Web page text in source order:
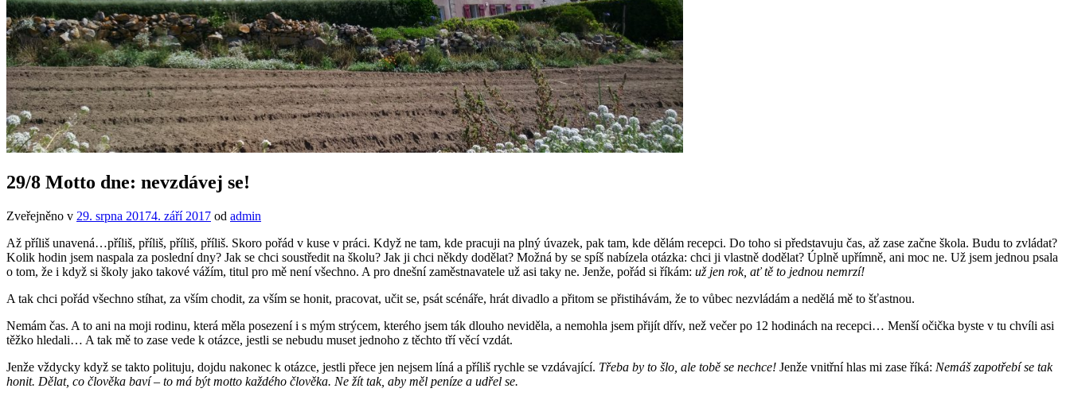
29/8 Motto dne: nevzdávej se!
Zveřejněno v 29. srpna 20174. září 2017 od admin
Až příliš unavená…příliš, příliš, příliš, příliš. Skoro pořád v kuse v práci. Když ne tam, kde pracuji na plný úvazek, pak tam, kde dělám recepci. Do toho si představuju čas, až zase začne škola. Budu to zvládat?
Kolik hodin jsem naspala za poslední dny? Jak se chci soustředit na školu? Jak ji chci někdy dodělat? Možná by se spíš nabízela otázka: chci ji vlastně dodělat? Úplně upřímně, ani moc ne. Už jsem jednou psala
o tom, že i když si školy jako takové vážím, titul pro mě není všechno. A pro dnešní zaměstnavatele už asi taky ne. Jenže, pořád si říkám: už jen rok, ať tě to jednou nemrzí!
A tak chci pořád všechno stíhat, za vším chodit, za vším se honit, pracovat, učit se, psát scénáře, hrát divadlo a přitom se přistihávám, že to vůbec nezvládám a nedělá mě to šťastnou.
Nemám čas. A to ani na moji rodinu, která měla posezení i s mým strýcem, kterého jsem ták dlouho neviděla, a nemohla jsem přijít dřív, než večer po 12 hodinách na recepci… Menší očička byste v tu chvíli asi
těžko hledali… A tak mě to zase vede k otázce, jestli se nebudu muset jednoho z těchto tří věcí vzdát.
Jenže vždycky když se takto polituju, dojdu nakonec k otázce, jestli přece jen nejsem líná a příliš rychle se vzdávající. Třeba by to šlo, ale tobě se nechce! Jenže vnitřní hlas mi zase říká: Nemáš zapotřebí se tak
honit. Dělat, co člověka baví – to má být motto každého člověka. Ne žít tak, aby měl peníze a udřel se.